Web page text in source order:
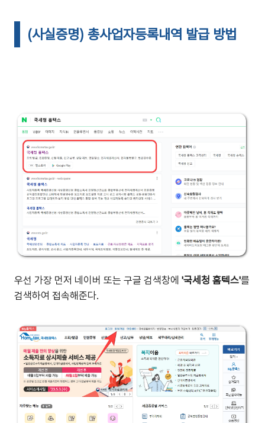
(사실증명) 총사업자등록내역 발급 방법
우선 가장 먼저 네이버 또는 구글 검색창에 '국세청 홈텍스'를
검색하여 접속해준다.